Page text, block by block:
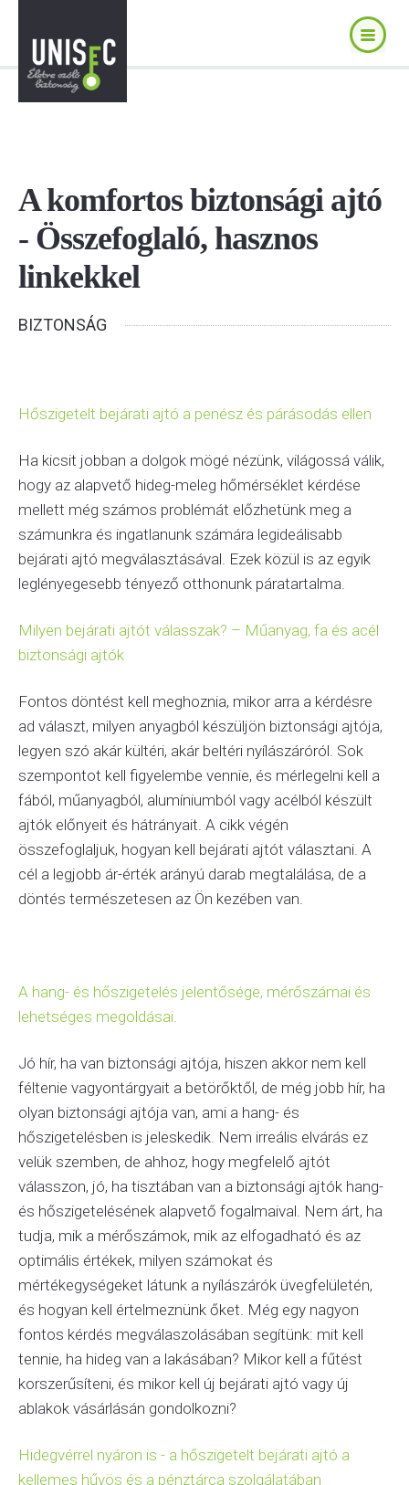
A komfortos biztonsági ajtó
- Összefoglaló, hasznos
linkekkel
BIZTONSÁG
Hőszigetelt bejárati ajtó a penész és párásodás ellen
Ha kicsit jobban a dolgok mögé nézünk, világossá válik,
hogy az alapvető hideg-meleg hőmérséklet kérdése
mellett még számos problémát előzhetünk meg a
számunkra és ingatlanunk számára legideálisabb
bejárati ajtó megválasztásával. Ezek közül is az egyik
leglényegesebb tényező otthonunk páratartalma.
Milyen bejárati ajtót válasszak? – Műanyag, fa és acél
biztonsági ajtók
Fontos döntést kell meghoznia, mikor arra a kérdésre
ad választ, milyen anyagból készüljön biztonsági ajtója,
legyen szó akár kültéri, akár beltéri nyílászáróról. Sok
szempontot kell figyelembe vennie, és mérlegelni kell a
fából, műanyagból, alumíniumból vagy acélból készült
ajtók előnyeit és hátrányait. A cikk végén
összefoglaljuk, hogyan kell bejárati ajtót választani. A
cél a legjobb ár-érték arányú darab megtalálása, de a
döntés természetesen az Ön kezében van.
A hang- és hőszigetelés jelentősége, mérőszámai és
lehetséges megoldásai.
Jó hír, ha van biztonsági ajtója, hiszen akkor nem kell
féltenie vagyontárgyait a betörőktől, de még jobb hír, ha
olyan biztonsági ajtója van, ami a hang- és
hőszigetelésben is jeleskedik. Nem irreális elvárás ez
velük szemben, de ahhoz, hogy megfelelő ajtót
válasszon, jó, ha tisztában van a biztonsági ajtók hang-
és hőszigetelésének alapvető fogalmaival. Nem árt, ha
tudja, mik a mérőszámok, mik az elfogadható és az
optimális értékek, milyen számokat és
mértékegységeket látunk a nyílászárók üvegfelületén,
és hogyan kell értelmeznünk őket. Még egy nagyon
fontos kérdés megválaszolásában segítünk: mit kell
tennie, ha hideg van a lakásában? Mikor kell a fűtést
korszerűsíteni, és mikor kell új bejárati ajtó vagy új
ablakok vásárlásán gondolkozni?
Hidegvérrel nyáron is - a hőszigetelt bejárati ajtó a
kellemes hűvös és a pénztárca szolgálatában